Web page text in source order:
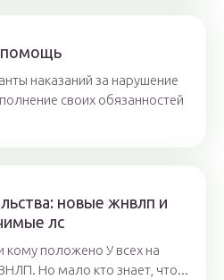
помощь
наказаний за нарушение
своих обязанностей
новые жнвлп и
лс
кому положено У всех на
Но мало кто знает, что...